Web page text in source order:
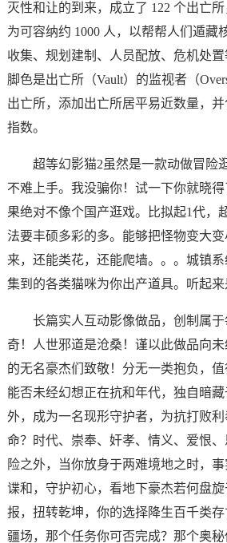
灭性和让的到来，成立了 122 个出亡
为可容纳约 1000 人，以帮帮人们遁藏
收集、规划建制、人员配放、危机处
脚色是出亡所（Vault）的监视者（
出亡所，添加出亡所居平易近数量，
指数。
超等幻影猫2虽然是一款动做冒险
不难上手。我没骗你！试一下你就晓
果绝对不像个国产逛戏。比拟起1代，
法要丰硕多彩的多。能够把怪物变大
来，还能类花，还能爬墙。。。城镇
集到的各类猫咪为你出产道具。听起来
长篇实人互动影像做品，创制属于
奇！人世邪道是沧桑！谨以此做品向
的无名豪杰们致敬！分无一类抱负，
能否未经幻想正在抗和年代，独自暗
外，成为一名现形守护者，为抗打败
命？时代、崇奉、奸孝、情义、爱恨
险之外，当你放身于两难境地之时，
谍和，守护初心，看地下豪杰若何盘
报，扭转乾坤，你的选择降生百千类
疆场，那个任务你可否完成？那个奥秘